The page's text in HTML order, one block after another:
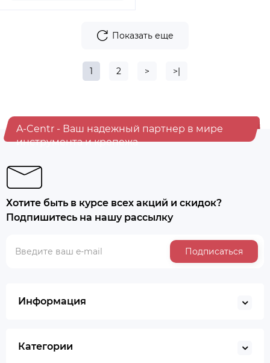
Показать еще
1 2 > >|
A-Centr - Ваш надежный партнер в мире
инструмента и крепежа
Хотите быть в курсе всех акций и скидок?
Подпишитесь на нашу рассылку
Подписаться
Информация
Категории